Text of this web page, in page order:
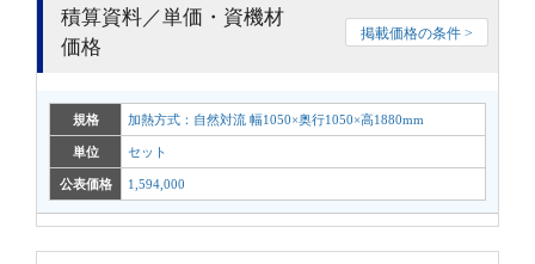
積算資料／単価・資機材
価格
掲載価格の条件 >
規格 加熱方式：自然対流 幅1050×奥行1050×高1880mm
単位 セット
公表価格 1,594,000